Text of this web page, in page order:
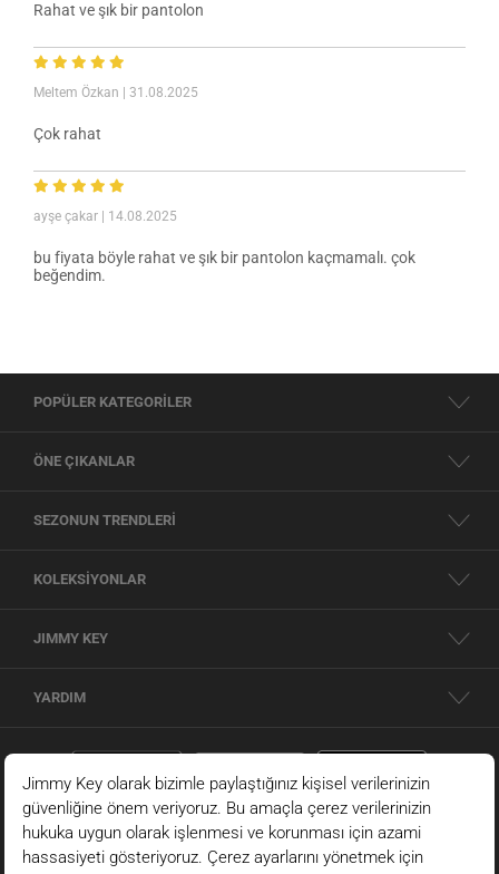
Rahat ve şık bir pantolon
Meltem Özkan | 31.08.2025
Çok rahat
ayşe çakar | 14.08.2025
bu fiyata böyle rahat ve şık bir pantolon kaçmamalı. çok
beğendim.
POPÜLER KATEGORİLER
ÖNE ÇIKANLAR
SEZONUN TRENDLERİ
KOLEKSİYONLAR
JIMMY KEY
YARDIM